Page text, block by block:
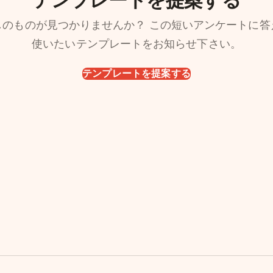
ものが見つかりませんか？ この短いアンケートに
使いたいテンプレートをお知らせ下さい。
テンプレートを提案する